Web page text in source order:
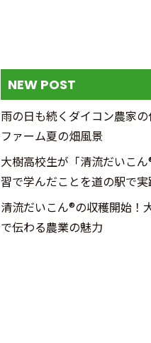
NEW POST
雨の日も続くダイコン農家
ファーム夏の畑風景
大樹高校生が「清流だいこ
習で学んだことを道の駅で実
清流だいこん®の収穫開始！
で伝わる農業の魅力